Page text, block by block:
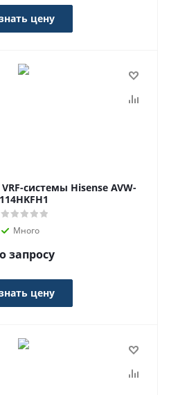
цену
системы Hisense AVW-
114HKFH1
Много
запросу
цену